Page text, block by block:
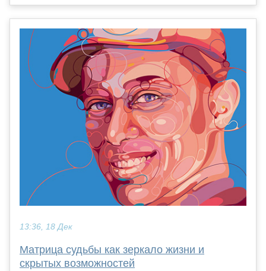
13:36, 18 Дек
Матрица судьбы как зеркало жизни и
скрытых возможностей